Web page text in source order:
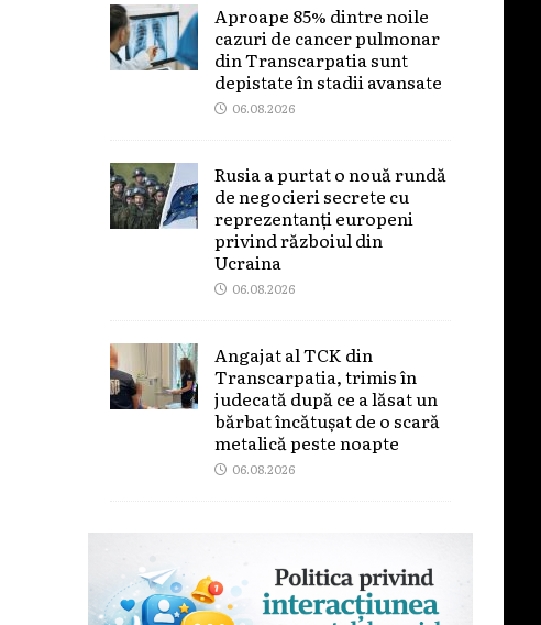
Aproape 85% dintre noile
cazuri de cancer pulmonar
din Transcarpatia sunt
depistate în stadii avansate
06.08.2026
Rusia a purtat o nouă rundă
de negocieri secrete cu
reprezentanți europeni
privind războiul din
Ucraina
06.08.2026
Angajat al TCK din
Transcarpatia, trimis în
judecată după ce a lăsat un
bărbat încătușat de o scară
metalică peste noapte
06.08.2026